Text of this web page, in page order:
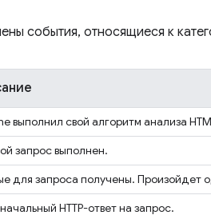
события, относящиеся к
выполнил свой алгоритм анализа
запрос выполнен.
для запроса получены. Произойдет
HTTP-ответ на запрос.